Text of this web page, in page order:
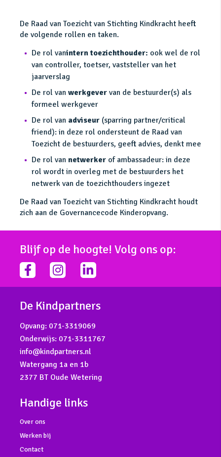
De Raad van Toezicht van Stichting Kindkracht heeft
de volgende rollen en taken.
De rol vanintern toezichthouder: ook wel de rol
van controller, toetser, vaststeller van het
jaarverslag
De rol van werkgever van de bestuurder(s) als
formeel werkgever
De rol van adviseur (sparring partner/critical
friend): in deze rol ondersteunt de Raad van
Toezicht de bestuurders, geeft advies, denkt mee
De rol van netwerker of ambassadeur: in deze
rol wordt in overleg met de bestuurders het
netwerk van de toezichthouders ingezet
De Raad van Toezicht van Stichting Kindkracht houdt
zich aan de Governancecode Kinderopvang.
Blijf op de hoogte! Volg ons op:
facebook-
f
instagramlinkedin-
in
De Kindpartners
Opvang: 071-3319069
Onderwijs: 071-3311767
info@kindpartners.nl
Watergang 1a en 1b
2377 BT Oude Wetering
Handige links
Over ons
Werken bij
Contact